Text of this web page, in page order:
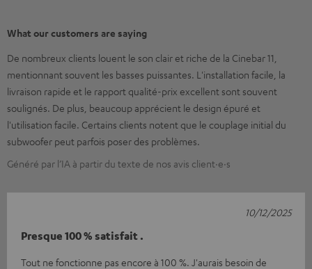
What our customers are saying
De nombreux clients louent le son clair et riche de la Cinebar 11,
mentionnant souvent les basses puissantes. L'installation facile, la
livraison rapide et le rapport qualité-prix excellent sont souvent
soulignés. De plus, beaucoup apprécient le design épuré et
l'utilisation facile. Certains clients notent que le couplage initial du
subwoofer peut parfois poser des problèmes.
Généré par l’IA à partir du texte de nos avis client·e·s
Presque 100 % satisfait .
Tout ne fonctionne pas encore à 100 %. J'aurais besoin de
10/12/2025